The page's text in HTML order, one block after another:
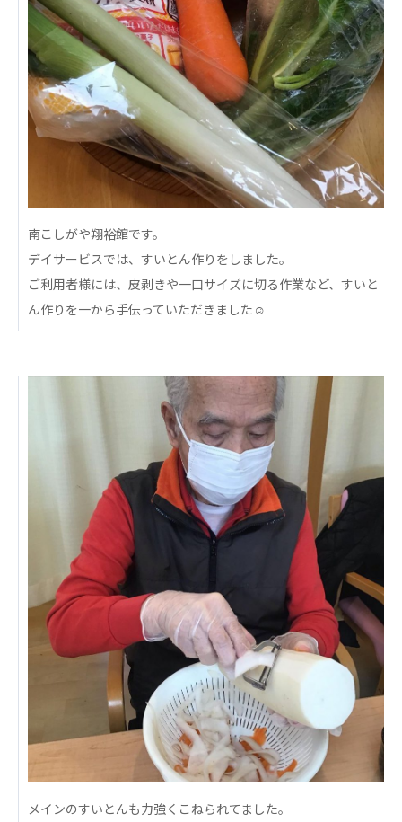
株式会社 爽やかな風九州
爽やかな風九州
株式会社 七星
七星
社会福祉法人 福ふく
福ふく
株式会社 せきれい
せきれい
社会福祉法人 心の会
医療（共に生きる仲間達）
S-Labo（渋谷院）
医療法人社団 デンタルケアコミュニティ
複合ケアセンターまつぞの
医療法人社団 鴻愛会
こうのす共生病院
OKP with Life クリニック
こうのすナーシングホーム共生園
あげお共生の家
医療法人 京都翔医会
西京都病院
西京都クリニック
訪問看護ステーション秋桜
上桂の郷
教育（共に生きる仲間達）
南こしがや翔裕館です。
デイサービスでは、すいとん作りをしました。
ご利用者様には、皮剥きや一口サイズに切る作業など、すいと
ん作りを一から手伝っていただきました☺️
メインのすいとんも力強くこねられてました。